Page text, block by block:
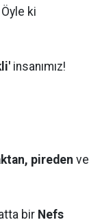
ki
insanımız!
pireden ve
bir Nefs